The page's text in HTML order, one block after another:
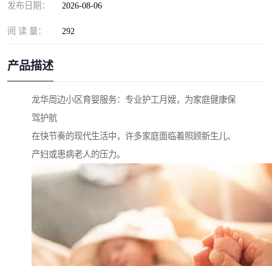
发布日期： 2026-08-06
阅 读 量： 292
产品描述
龙华周边小区育婴服务：专业护工月嫂，为家庭健康保
驾护航
在快节奏的现代生活中，许多家庭面临着照顾新生儿、
产妇或患病老人的压力。